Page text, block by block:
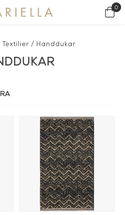
0
Textilier/ Handdukar